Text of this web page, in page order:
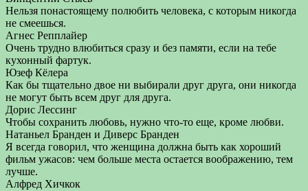
Нельзя понастоящему полюбить человека, с которым никогда
не смеешься.
Агнес Репплайер
Очень трудно влюбиться сразу и без памяти, если на тебе
кухонный фартук.
Юзеф Кёлера
Как бы тщательно двое ни выбирали друг друга, они никогда
не могут быть всем друг для друга.
Дорис Лессинг
Чтобы сохранить любовь, нужно что-то еще, кроме любви.
Натаньел Бранден и Диверс Бранден
Я всегда говорил, что женщина должна быть как хороший
фильм ужасов: чем больше места остается воображению, тем
лучше.
Алфред Хичкок